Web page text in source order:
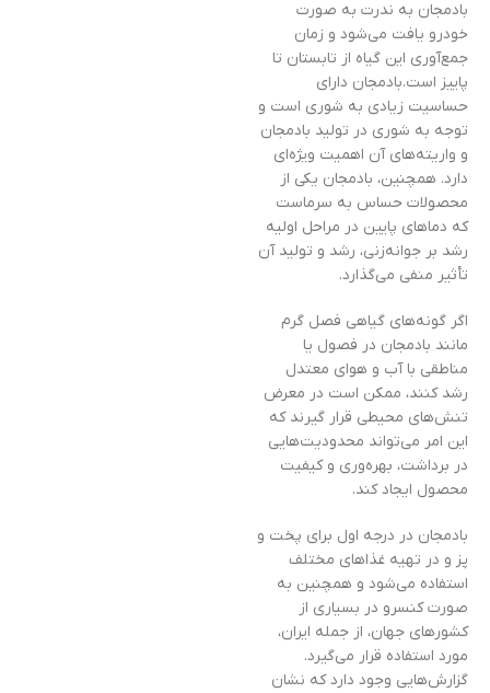
بادمجان به ندرت به صورت
خودرو یافت می‌شود و زمان
جمع‌آوری این گیاه از تابستان تا
پاییز است.بادمجان دارای
حساسیت زیادی به شوری است و
توجه به شوری در تولید بادمجان
و واریته‌های آن اهمیت ویژه‌ای
دارد. همچنین، بادمجان یکی از
محصولات حساس به سرماست
که دماهای پایین در مراحل اولیه
رشد بر جوانه‌زنی، رشد و تولید آن
تأثیر منفی می‌گذارد.
اگر گونه‌های گیاهی فصل گرم
مانند بادمجان در فصول یا
مناطقی با آب و هوای معتدل
رشد کنند، ممکن است در معرض
تنش‌های محیطی قرار گیرند که
این امر می‌تواند محدودیت‌هایی
در برداشت، بهره‌وری و کیفیت
محصول ایجاد کند.
بادمجان در درجه اول برای پخت و
پز و در تهیه غذاهای مختلف
استفاده می‌شود و همچنین به
صورت کنسرو در بسیاری از
کشورهای جهان، از جمله ایران،
مورد استفاده قرار می‌گیرد.
گزارش‌هایی وجود دارد که نشان